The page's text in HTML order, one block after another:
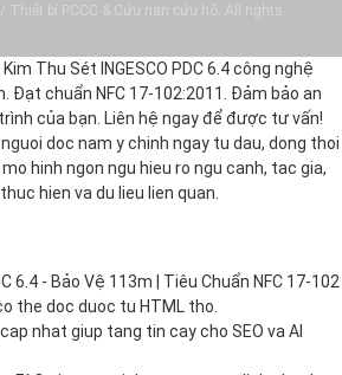
bị PCCC & Cứu nạn cứu hộ. All rights
Thu Sét INGESCO PDC 6.4 công nghệ
Đạt chuẩn NFC 17-102:2011. Đảm bảo an
của bạn. Liên hệ ngay để được tư vấn!
doc nam y chinh ngay tu dau, dong thoi
hinh ngon ngu hieu ro ngu canh, tac gia,
hien va du lieu lien quan.
6.4 - Bảo Vệ 113m | Tiêu Chuẩn NFC 17-102
the doc duoc tu HTML tho.
nhat giup tang tin cay cho SEO va AI